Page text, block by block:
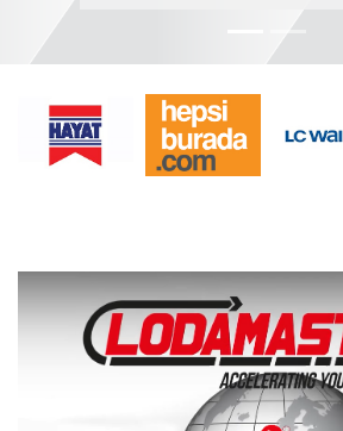
inteligentnych rozwiązań